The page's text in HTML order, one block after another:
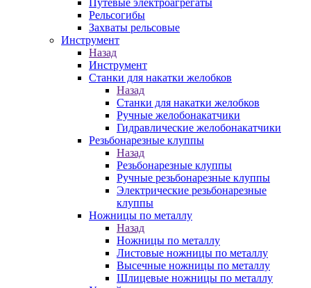
Путевые электроагрегаты
Рельсогибы
Захваты рельсовые
Инструмент
Назад
Инструмент
Станки для накатки желобков
Назад
Станки для накатки желобков
Ручные желобонакатчики
Гидравлические желобонакатчики
Резьбонарезные клуппы
Назад
Резьбонарезные клуппы
Ручные резьбонарезные клуппы
Электрические резьбонарезные
клуппы
Ножницы по металлу
Назад
Ножницы по металлу
Листовые ножницы по металлу
Высечные ножницы по металлу
Шлицевые ножницы по металлу